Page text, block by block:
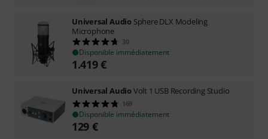
Universal Audio Sphere DLX Modeling
Microphone
30
Disponible immédiatement
1.419€
Universal AudioVolt 1 USB Recording Studio
169
Disponible immédiatement
129 €